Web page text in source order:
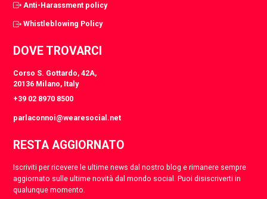
Anti-Harassment policy
Whistleblowing Policy
DOVE TROVARCI
Corso S. Gottardo, 42A,
20136 Milano, Italy
+39 02 8970 8500
parlaconnoi@wearesocial.net
RESTA AGGIORNATO
Iscriviti per ricevere le ultime news dal nostro blog e rimanere sempre
aggiornato sulle ultime novità dal mondo social. Puoi disiscriverti in
qualunque momento.